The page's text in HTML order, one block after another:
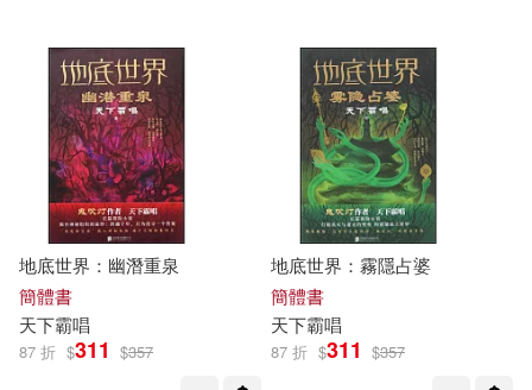
電子書(48)
作者 (可複選)
天下霸唱(173) 御定六壬(17)
禦定六壬(5) 北嶺鬼盜(2)
地底世界：幽潛重泉
簡體書
天下霸唱
87 折 $311 $357
地底世界：霧隱占婆
簡體書
天下霸唱
87 折 $311 $357